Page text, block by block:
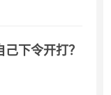
下令开打？